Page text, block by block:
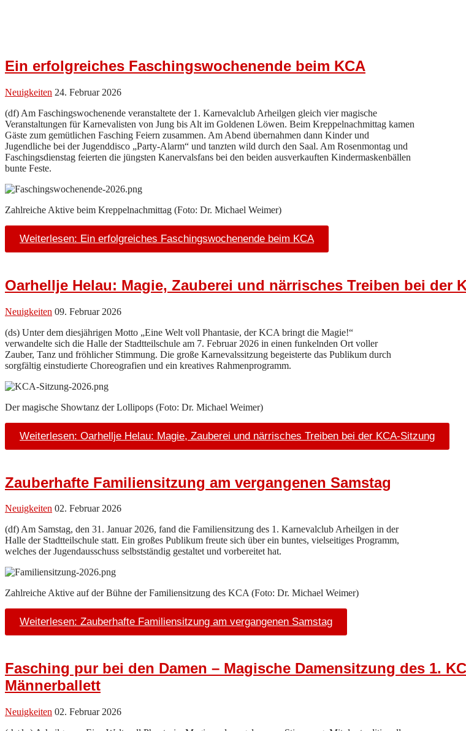
Ein erfolgreiches Faschingswochenende beim KCA
Neuigkeiten 24. Februar 2026
(df) Am Faschingswochenende veranstaltete der 1. Karnevalclub Arheilgen gleich vier magische
Veranstaltungen für Karnevalisten von Jung bis Alt im Goldenen Löwen. Beim Kreppelnachmittag kamen
Gäste zum gemütlichen Fasching Feiern zusammen. Am Abend übernahmen dann Kinder und
Jugendliche bei der Jugenddisco „Party-Alarm“ und tanzten wild durch den Saal. Am Rosenmontag und
Faschingsdienstag feierten die jüngsten Kanervalsfans bei den beiden ausverkauften Kindermaskenbällen
bunte Feste.
Zahlreiche Aktive beim Kreppelnachmittag (Foto: Dr. Michael Weimer)
Weiterlesen: Ein erfolgreiches Faschingswochenende beim KCA
Oarhellje Helau: Magie, Zauberei und närrisches Treiben bei der
Neuigkeiten 09. Februar 2026
(ds) Unter dem diesjährigen Motto „Eine Welt voll Phantasie, der KCA bringt die Magie!“
verwandelte sich die Halle der Stadtteilschule am 7. Februar 2026 in einen funkelnden Ort voller
Zauber, Tanz und fröhlicher Stimmung. Die große Karnevalssitzung begeisterte das Publikum durch
sorgfältig einstudierte Choreografien und ein kreatives Rahmenprogramm.
Der magische Showtanz der Lollipops (Foto: Dr. Michael Weimer)
Weiterlesen: Oarhellje Helau: Magie, Zauberei und närrisches Treiben bei der KCA-Sitzung
Zauberhafte Familiensitzung am vergangenen Samstag
Neuigkeiten 02. Februar 2026
(df) Am Samstag, den 31. Januar 2026, fand die Familiensitzung des 1. Karnevalclub Arheilgen in der
Halle der Stadtteilschule statt. Ein großes Publikum freute sich über ein buntes, vielseitiges Programm,
welches der Jugendausschuss selbstständig gestaltet und vorbereitet hat.
Zahlreiche Aktive auf der Bühne der Familiensitzung des KCA (Foto: Dr. Michael Weimer)
Weiterlesen: Zauberhafte Familiensitzung am vergangenen Samstag
Fasching pur bei den Damen – Magische Damensitzung des 1.
Männerballett
Neuigkeiten 02. Februar 2026